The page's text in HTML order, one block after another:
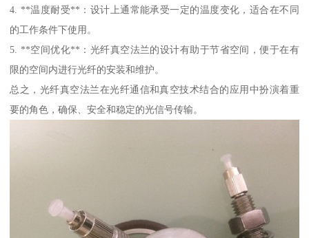
4. **温度耐受**：设计上通常能承受一定的温度变化，适合在不同
的工作条件下使用。
5. **空间优化**：光纤真空法兰的设计有助于节省空间，便于在有
限的空间内进行光纤的安装和维护。
总之，光纤真空法兰在光纤通信和真空技术结合的应用中扮演着重
要的角色，确保、安全和稳定的光信号传输。